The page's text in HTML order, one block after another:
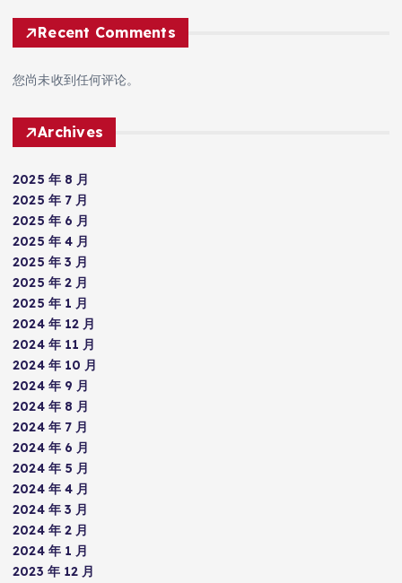
Recent Comments
您尚未收到任何评论。
Archives
2025 年 8 月
2025 年 7 月
2025 年 6 月
2025 年 4 月
2025 年 3 月
2025 年 2 月
2025 年 1 月
2024 年 12 月
2024 年 11 月
2024 年 10 月
2024 年 9 月
2024 年 8 月
2024 年 7 月
2024 年 6 月
2024 年 5 月
2024 年 4 月
2024 年 3 月
2024 年 2 月
2024 年 1 月
2023 年 12 月